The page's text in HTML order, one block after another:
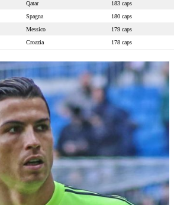
Qatar
183 caps
Spagna
180 caps
Messico
179 caps
Croazia 178 caps